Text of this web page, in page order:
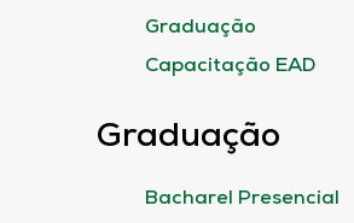
Graduação
Capacitação EAD
Graduação
Bacharel Presencial